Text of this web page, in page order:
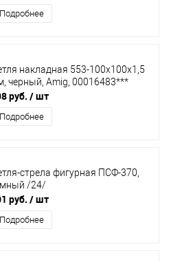
Подробнее
накладная 553-100х100х1,5
черный, Amig, 00016483***
руб. / шт
Подробнее
стрела фигурная ПСФ-370,
/24/
руб. / шт
Подробнее